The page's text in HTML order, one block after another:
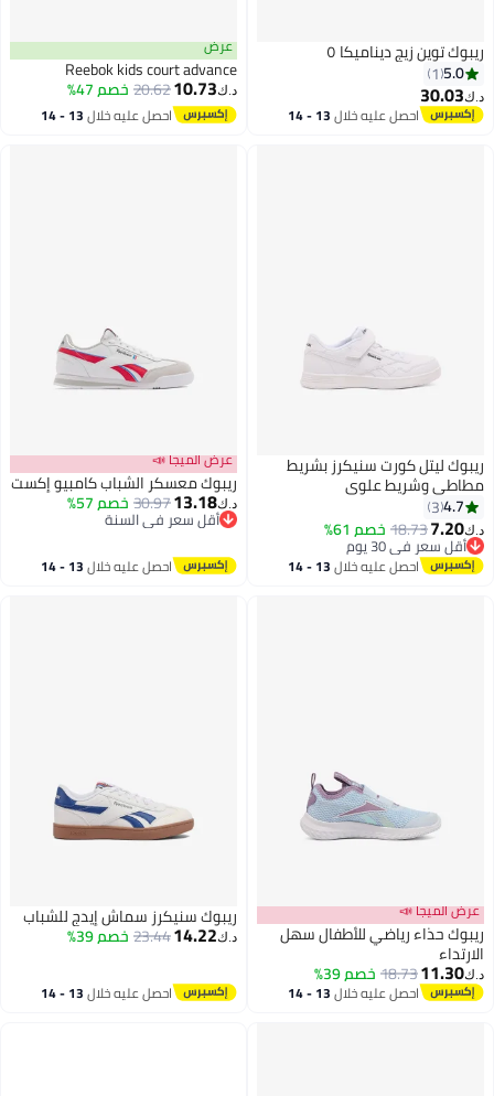
ريبوك توين زيج ديناميكا ٥
5.0
1
د.ك‏30.03
احصل عليه خلال 13 - 14
عرض
Reebok kids court advance
د.ك‏10.73
20.62خصم 47%
احصل عليه خلال 13 - 14
ريبوك ليتل كورت سنيكرز بشريط
مطاطي وشريط علوي
4.7
3
د.ك‏7.20
18.73خصم 61%
أقل سعر في 30 يوم
أقل سعر في 30 يوماحصل عليه خلال 13 - 14
عرض الميجا 📣
ريبوك معسكر الشباب كامبيو إكست
د.ك‏13.18
30.97خصم 57%
أقل سعر في السنة
أقل سعر في السنة
احصل عليه خلال 13 - 14
عرض الميجا 📣
ريبوك حذاء رياضي للأطفال سهل
الارتداء
د.ك‏11.30
18.73خصم 39%
احصل عليه خلال 13 - 14
ريبوك سنيكرز سماش إيدج للشباب
د.ك‏14.22
23.44خصم 39%
احصل عليه خلال 13 - 14